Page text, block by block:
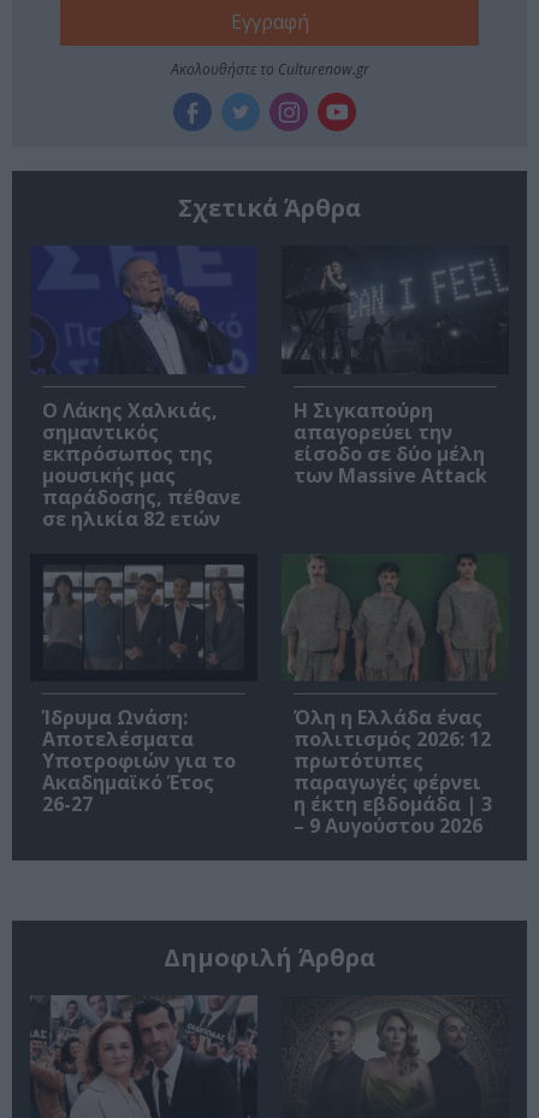
Ακολουθήστε το Culturenow.gr
Σχετικά Άρθρα
Ο Λάκης Χαλκιάς,
σημαντικός
εκπρόσωπος της
μουσικής μας
παράδοσης, πέθανε
σε ηλικία 82 ετών
Η Σιγκαπούρη
απαγορεύει την
είσοδο σε δύο μέλη
των Massive Attack
Ίδρυμα Ωνάση:
Αποτελέσματα
Υποτροφιών για το
Ακαδημαϊκό Έτος
26-27
Όλη η Ελλάδα ένας
πολιτισμός 2026: 12
πρωτότυπες
παραγωγές φέρνει
η έκτη εβδομάδα | 3
– 9 Αυγούστου 2026
Δημοφιλή Άρθρα